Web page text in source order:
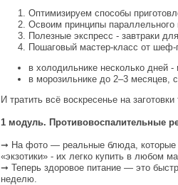
Оптимизируем способы
Освоим принципы
Полезные экспресс - завтраки
Пошаговый мастер-класс от шеф-
в холодильнике несколько дней
в морозильнике до 2–3 месяцев,
И тратить всё воскресенье на
1 модуль. Противовоспалительные
➞ На фото — реальные блюда, которые
«экзотики» - их легко купить в любом
➞ Теперь здоровое питание — это
неделю.